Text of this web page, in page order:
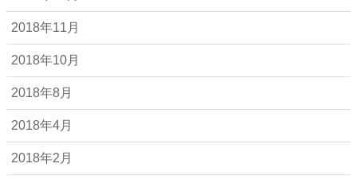
2018年11月
2018年10月
2018年8月
2018年4月
2018年2月